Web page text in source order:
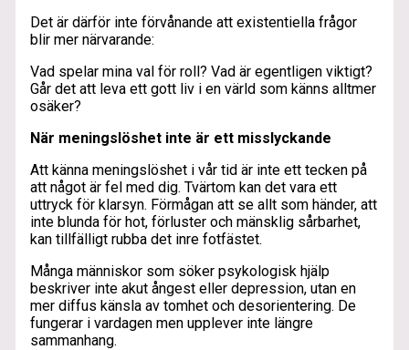
Det är därför inte förvånande att existentiella frågor
blir mer närvarande:
Vad spelar mina val för roll? Vad är egentligen viktigt?
Går det att leva ett gott liv i en värld som känns alltmer
osäker?
När meningslöshet inte är ett misslyckande
Att känna meningslöshet i vår tid är inte ett tecken på
att något är fel med dig. Tvärtom kan det vara ett
uttryck för klarsyn. Förmågan att se allt som händer, att
inte blunda för hot, förluster och mänsklig sårbarhet,
kan tillfälligt rubba det inre fotfästet.
Många människor som söker psykologisk hjälp
beskriver inte akut ångest eller depression, utan en
mer diffus känsla av tomhet och desorientering. De
fungerar i vardagen men upplever inte längre
sammanhang.